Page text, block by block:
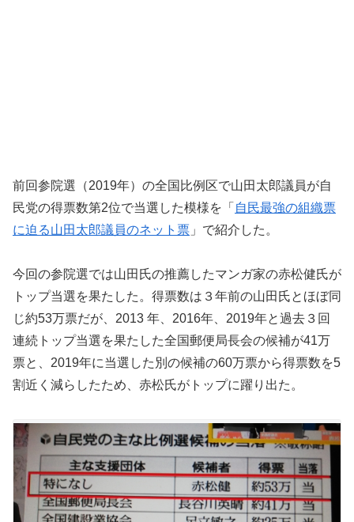
前回参院選（2019年）の全国比例区で山田太郎議員が自
民党の得票数第2位で当選した模様を「 自民最強の組織票
に迫る山田太郎議員のネット票 」で紹介した。
今回の参院選では山田氏の推薦したマンガ家の赤松健氏が
トップ当選を果たした。得票数は３年前の山田氏とほぼ同
じ約53万票だが、2013 年、2016年、2019年と過去３回
連続トップ当選を果たした全国郵便局長会の候補が41万
票と、2019年に当選した別の候補の60万票から得票数を5
割近く減らしたため、赤松氏がトップに躍り出た。